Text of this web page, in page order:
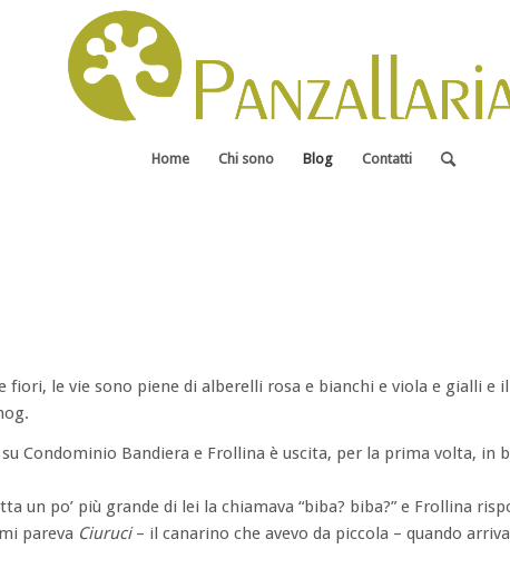
Home Chi sono Blog Contatti
le vie sono piene di alberelli rosa e bianchi e viola e gialli e
Condominio Bandiera e Frollina è uscita, per la prima volta, in
un po’ più grande di lei la chiamava “biba? biba?” e Frollina
pareva Ciuruci– il canarino che avevo da piccola – quando